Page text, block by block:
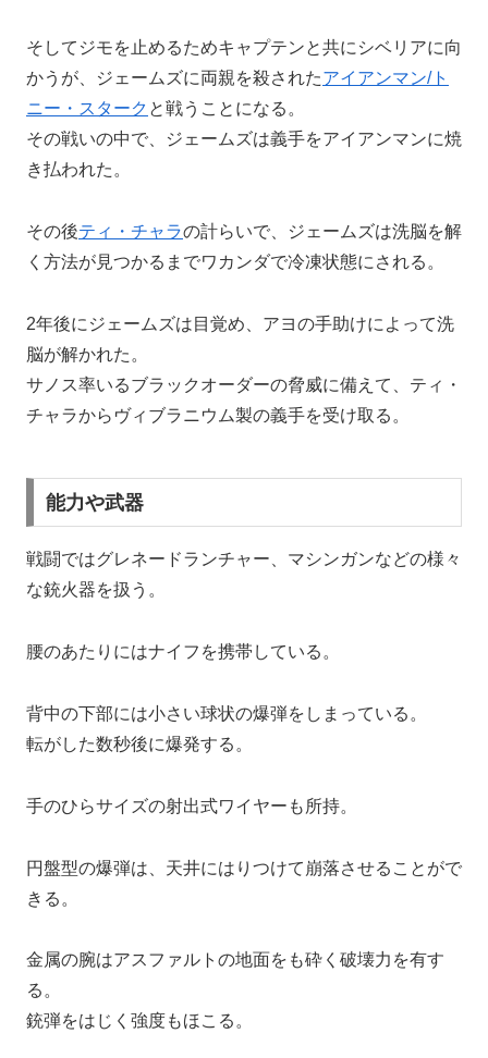
そしてジモを止めるためキャプテンと共にシベリアに向
かうが、ジェームズに両親を殺されたアイアンマン/ト
ニー・スターク と戦うことになる。
その戦いの中で、ジェームズは義手をアイアンマンに焼
き払われた。
その後ティ・チャラの計らいで、ジェームズは洗脳を解
く方法が見つかるまでワカンダで冷凍状態にされる。
2年後にジェームズは目覚め、アヨの手助けによって洗
脳が解かれた。
サノス率いるブラックオーダーの脅威に備えて、ティ・
チャラからヴィブラニウム製の義手を受け取る。
能力や武器
戦闘ではグレネードランチャー、マシンガンなどの様々
な銃火器を扱う。
腰のあたりにはナイフを携帯している。
背中の下部には小さい球状の爆弾をしまっている。
転がした数秒後に爆発する。
手のひらサイズの射出式ワイヤーも所持。
円盤型の爆弾は、天井にはりつけて崩落させることがで
きる。
金属の腕はアスファルトの地面をも砕く破壊力を有す
る。
銃弾をはじく強度もほこる。